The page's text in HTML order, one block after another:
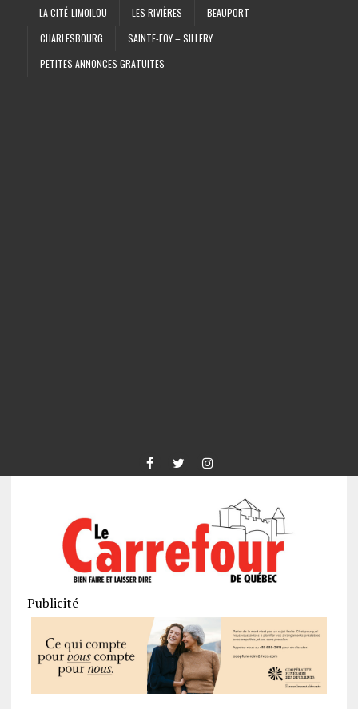
LA CITÉ-LIMOILOU LES RIVIÈRES
BEAUPORT
CHARLESBOURG
SAINTE-FOY – SILLERY
PETITES ANNONCES GRATUITES
Publicité